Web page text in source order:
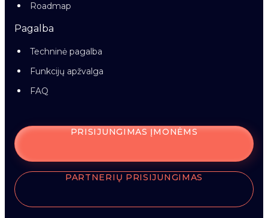
Roadmap
Pagalba
Techninė pagalba
Funkcijų apžvalga
FAQ
PRISIJUNGIMAS ĮMONĖMS
PARTNERIŲ PRISIJUNGIMAS